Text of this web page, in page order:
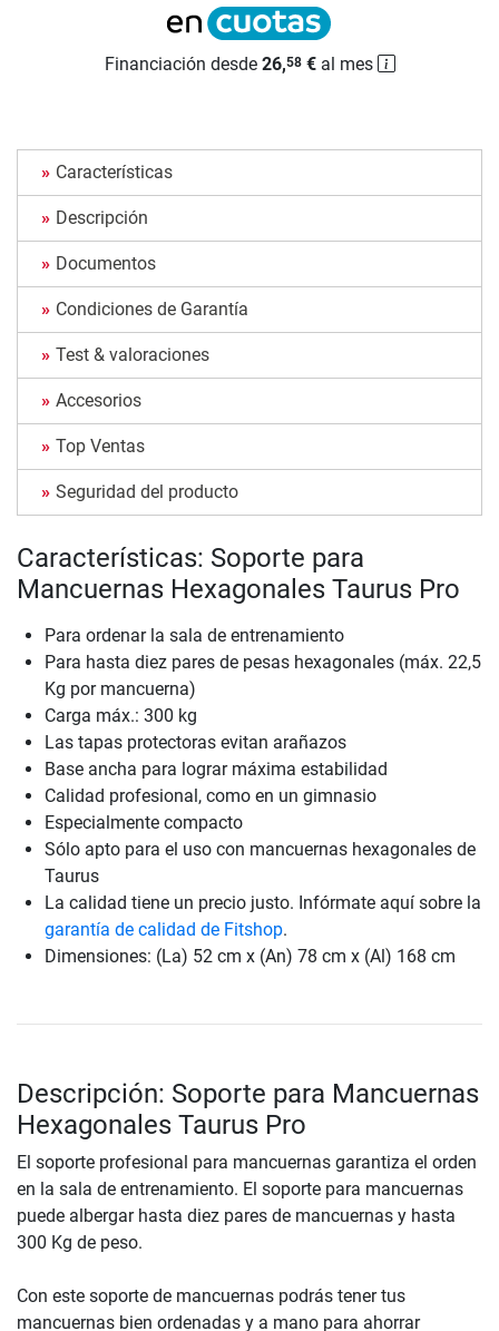
Financiación desde 26,58€al mes
Características
Descripción
Documentos
Condiciones de Garantía
Test & valoraciones
Accesorios
Top Ventas
Seguridad del producto
Características: Soporte para
Mancuernas Hexagonales Taurus Pro
Para ordenar la sala de entrenamiento
Para hasta diez pares de pesas hexagonales (máx. 22,5
Kg por mancuerna)
Carga máx.: 300 kg
Las tapas protectoras evitan arañazos
Base ancha para lograr máxima estabilidad
Calidad profesional, como en un gimnasio
Especialmente compacto
Sólo apto para el uso con mancuernas hexagonales de
Taurus
La calidad tiene un precio justo. Infórmate aquí sobre la
garantía de calidad de Fitshop.
Dimensiones: (La) 52 cm x (An) 78 cm x (Al) 168 cm
Descripción: Soporte para Mancuernas
Hexagonales Taurus Pro
El soporte profesional para mancuernas garantiza el orden
en la sala de entrenamiento. El soporte para mancuernas
puede albergar hasta diez pares de mancuernas y hasta
300 Kg de peso.
Con este soporte de mancuernas podrás tener tus
mancuernas bien ordenadas y a mano para ahorrar